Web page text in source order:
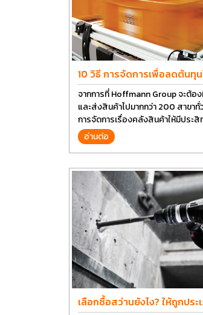
10 วิธี การจัดการเพื่อลดต้นทุ
จากการที่ Hoffmann Group จะต้อ
และส่งสินค้าไปมากกว่า 200 สาขาทั่
การจัดการเรื่องคลังสินค้าให้มีประสิ
Group เลยอยากนำวิธีการบางส่วนม
อ่านต่อ
เลือกซื้อสว่านยังไง? ให้ถูกประ